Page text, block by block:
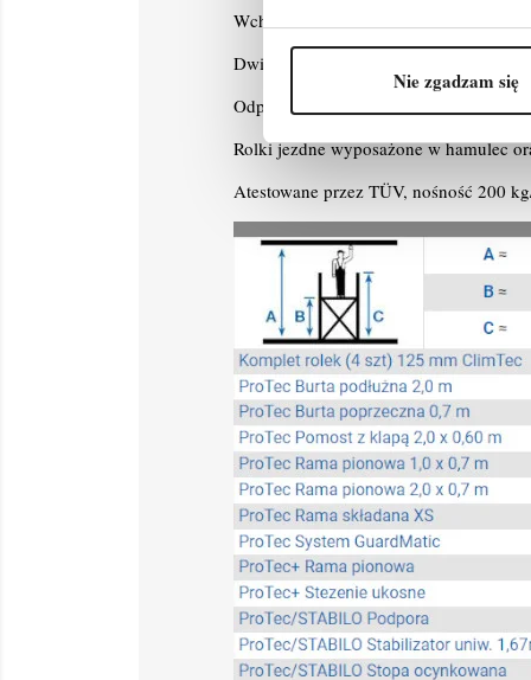
Nie zgadzam się
Wchodzenie od wewnętrznej strony
Dwie 1-metrowe ramy pionowe w
Odporny na warunki atmosferyczne i
Rolki jezdne wyposażone w hamulec
Atestowane przez TÜV, nośność 200